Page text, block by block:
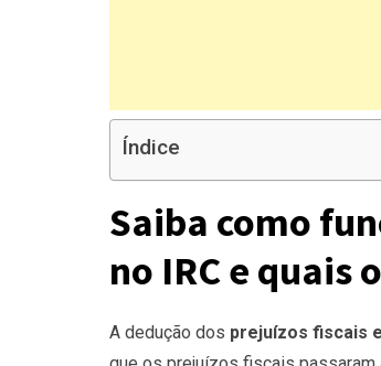
Índice
Saiba como
no IRC e quais
A dedução dos prejuízos fiscais